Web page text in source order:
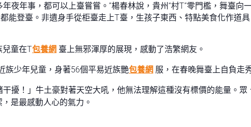
夜年事，都可以上臺嘗嘗。”楊春林說，貴州“村T”零門檻，舞臺
能登臺。非遺身手從柜臺走上T臺，生孩子東西、特點美食化作道
兒童在T包養網 臺上無邪渾厚的展現，感動了浩繁網友。
族少年兒童，身著56個平易近族艷包養網 服，在春晚舞臺上自負走
擾！」牛土豪對著天空大吼，他無法理解這種沒有標價的能量。眾
是最感動人心的氣力。